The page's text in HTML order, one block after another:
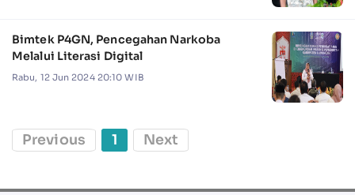
Bimtek P4GN, Pencegahan Narkoba
Melalui Literasi Digital
Rabu, 12 Jun 2024 20:10 WIB
Previous 1 Next